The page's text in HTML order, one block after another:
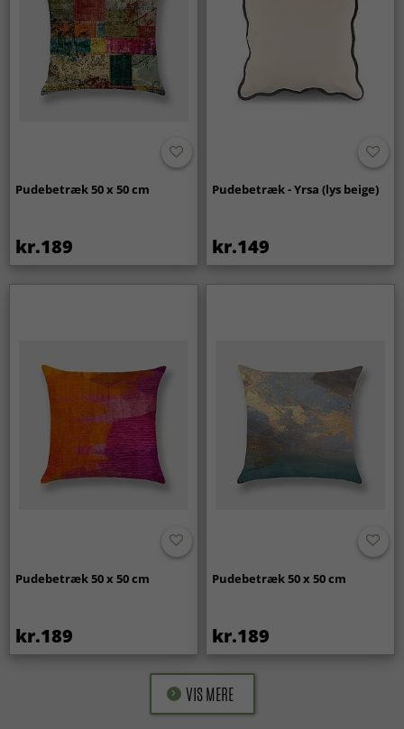
Pudebetræk 50 x 50 cm
kr.189
Pudebetræk - Yrsa (lys beige)
kr.149
Pudebetræk 50 x 50 cm
kr.189
Pudebetræk 50 x 50 cm
kr.189
VIS MERE